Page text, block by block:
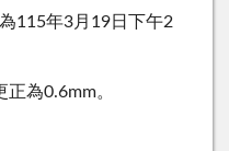
115年3月19日下午2
為0.6mm。